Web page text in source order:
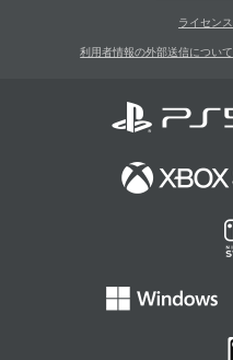
ライセンス
利用者情報の外部送信について